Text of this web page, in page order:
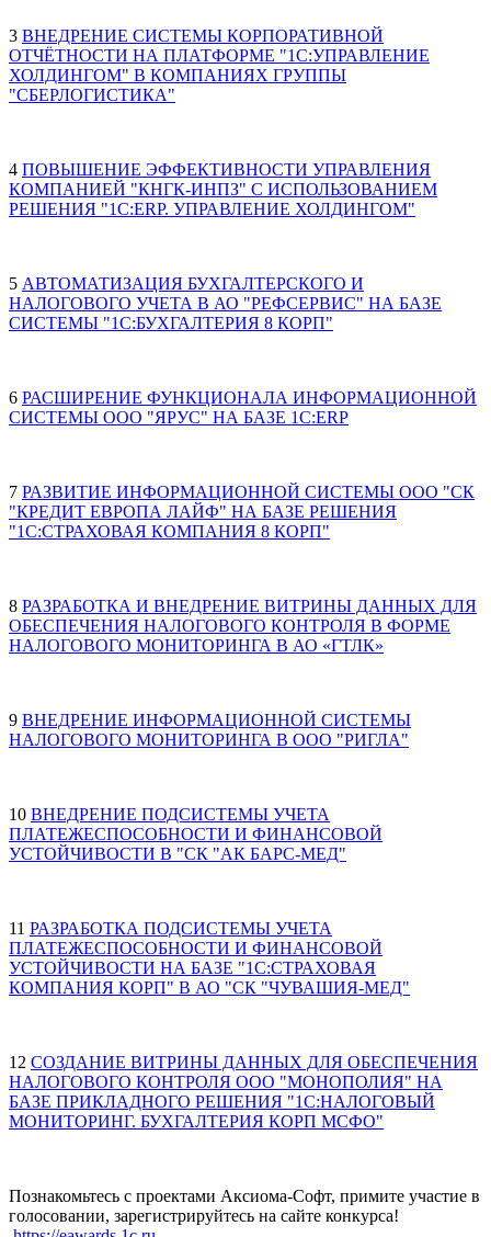
3 ВНЕДРЕНИЕ СИСТЕМЫ КОРПОРАТИВНОЙ
ОТЧЁТНОСТИ НА ПЛАТФОРМЕ "1С:УПРАВЛЕНИЕ
ХОЛДИНГОМ" В КОМПАНИЯХ ГРУППЫ
"СБЕРЛОГИСТИКА"
4 ПОВЫШЕНИЕ ЭФФЕКТИВНОСТИ УПРАВЛЕНИЯ
КОМПАНИЕЙ "КНГК-ИНПЗ" С ИСПОЛЬЗОВАНИЕМ
РЕШЕНИЯ "1С:ERP. УПРАВЛЕНИЕ ХОЛДИНГОМ"
5 АВТОМАТИЗАЦИЯ БУХГАЛТЕРСКОГО И
НАЛОГОВОГО УЧЕТА В АО "РЕФСЕРВИС" НА БАЗЕ
СИСТЕМЫ "1С:БУХГАЛТЕРИЯ 8 КОРП"
6 РАСШИРЕНИЕ ФУНКЦИОНАЛА ИНФОРМАЦИОННОЙ
СИСТЕМЫ ООО "ЯРУС" НА БАЗЕ 1С:ERP
7 РАЗВИТИЕ ИНФОРМАЦИОННОЙ СИСТЕМЫ ООО "СК
"КРЕДИТ ЕВРОПА ЛАЙФ" НА БАЗЕ РЕШЕНИЯ
"1С:СТРАХОВАЯ КОМПАНИЯ 8 КОРП"
8 РАЗРАБОТКА И ВНЕДРЕНИЕ ВИТРИНЫ ДАННЫХ ДЛЯ
ОБЕСПЕЧЕНИЯ НАЛОГОВОГО КОНТРОЛЯ В ФОРМЕ
НАЛОГОВОГО МОНИТОРИНГА В АО «ГТЛК»
9 ВНЕДРЕНИЕ ИНФОРМАЦИОННОЙ СИСТЕМЫ
НАЛОГОВОГО МОНИТОРИНГА В ООО "РИГЛА"
10 ВНЕДРЕНИЕ ПОДСИСТЕМЫ УЧЕТА
ПЛАТЕЖЕСПОСОБНОСТИ И ФИНАНСОВОЙ
УСТОЙЧИВОСТИ В "СК "АК БАРС-МЕД"
11 РАЗРАБОТКА ПОДСИСТЕМЫ УЧЕТА
ПЛАТЕЖЕСПОСОБНОСТИ И ФИНАНСОВОЙ
УСТОЙЧИВОСТИ НА БАЗЕ "1С:СТРАХОВАЯ
КОМПАНИЯ КОРП" В АО "СК "ЧУВАШИЯ-МЕД"
12 СОЗДАНИЕ ВИТРИНЫ ДАННЫХ ДЛЯ ОБЕСПЕЧЕНИЯ
НАЛОГОВОГО КОНТРОЛЯ ООО "МОНОПОЛИЯ" НА
БАЗЕ ПРИКЛАДНОГО РЕШЕНИЯ "1C:НАЛОГОВЫЙ
МОНИТОРИНГ. БУХГАЛТЕРИЯ КОРП МСФО"
Познакомьтесь с проектами Аксиома-Софт, примите участие в
голосовании, зарегистрируйтесь на сайте конкурса!